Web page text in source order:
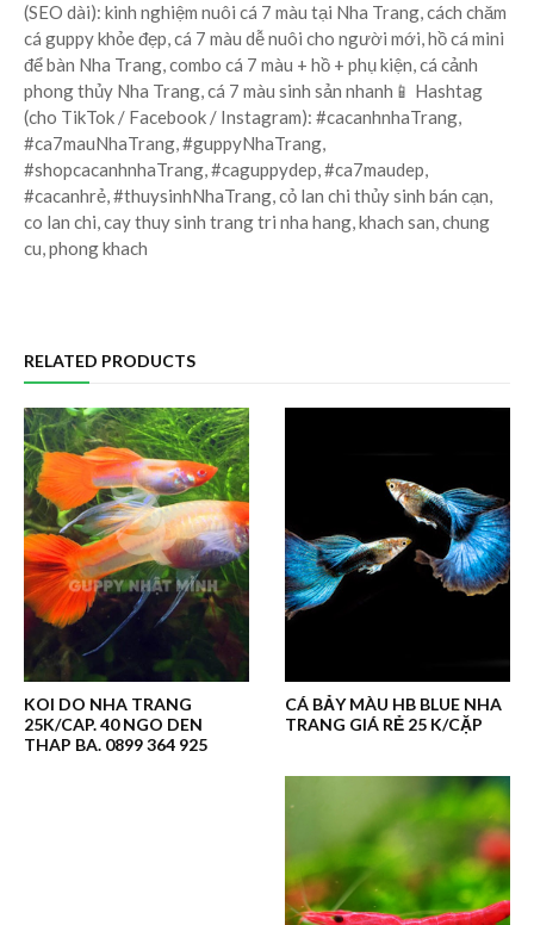
(SEO dài): kinh nghiệm nuôi cá 7 màu tại Nha Trang, cách chăm
cá guppy khỏe đẹp, cá 7 màu dễ nuôi cho người mới, hồ cá mini
để bàn Nha Trang, combo cá 7 màu + hồ + phụ kiện, cá cảnh
phong thủy Nha Trang, cá 7 màu sinh sản nhanh📱 Hashtag
(cho TikTok / Facebook / Instagram): #cacanhnhaTrang,
#ca7mauNhaTrang, #guppyNhaTrang,
#shopcacanhnhaTrang, #caguppydep, #ca7maudep,
#cacanhrẻ, #thuysinhNhaTrang, cỏ lan chi thủy sinh bán cạn,
co lan chi, cay thuy sinh trang tri nha hang, khach san, chung
cu, phong khach
RELATED PRODUCTS
KOI DO NHA TRANG
25K/CAP. 40 NGO DEN
THAP BA. 0899 364 925
CÁ BẢY MÀU HB BLUE NHA
TRANG GIÁ RẺ 25 K/CẶP